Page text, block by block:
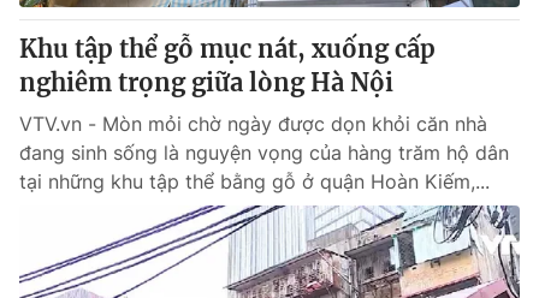
® Cấm sao chép dưới mọi hình thức nếu không có sự chấp
thuận bằng văn bản. Ghi rõ nguồn VTV.vn khi phát hành lại
thông tin từ website này.
Khu tập thể gỗ mục nát, xuống cấp
nghiêm trọng giữa lòng Hà Nội
VTV.vn - Mòn mỏi chờ ngày được dọn khỏi căn nhà
đang sinh sống là nguyện vọng của hàng trăm hộ dân
tại những khu tập thể bằng gỗ ở quận Hoàn Kiếm,...